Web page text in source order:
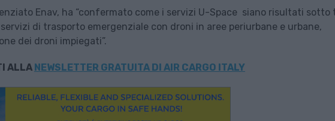
Enav, ha “confermato come i servizi U-Space siano risultati sotto
di trasporto emergenziale con droni in aree periurbane e urbane,
dei droni impiegati”.
ALLA NEWSLETTER GRATUITA DI AIR CARGO ITALY